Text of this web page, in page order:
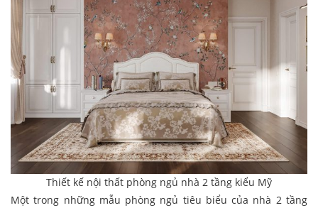
Thiết kế nội thất phòng ngủ nhà 2 tầng kiểu Mỹ
Một trong những mẫu phòng ngủ tiêu biểu của nhà 2 tầng